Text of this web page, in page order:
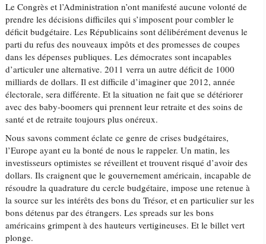
Le Congrès et l’Administration n’ont manifesté aucune volonté de
prendre les décisions difficiles qui s’imposent pour combler le
déficit budgétaire. Les Républicains sont délibérément devenus le
parti du refus des nouveaux impôts et des promesses de coupes
dans les dépenses publiques. Les démocrates sont incapables
d’articuler une alternative. 2011 verra un autre déficit de 1000
milliards de dollars. Il est difficile d’imaginer que 2012, année
électorale, sera différente. Et la situation ne fait que se détériorer
avec des baby-boomers qui prennent leur retraite et des soins de
santé et de retraite toujours plus onéreux.
Nous savons comment éclate ce genre de crises budgétaires,
l’Europe ayant eu la bonté de nous le rappeler. Un matin, les
investisseurs optimistes se réveillent et trouvent risqué d’avoir des
dollars. Ils craignent que le gouvernement américain, incapable de
résoudre la quadrature du cercle budgétaire, impose une retenue à
la source sur les intérêts des bons du Trésor, et en particulier sur les
bons détenus par des étrangers. Les spreads sur les bons
américains grimpent à des hauteurs vertigineuses. Et le billet vert
plonge.